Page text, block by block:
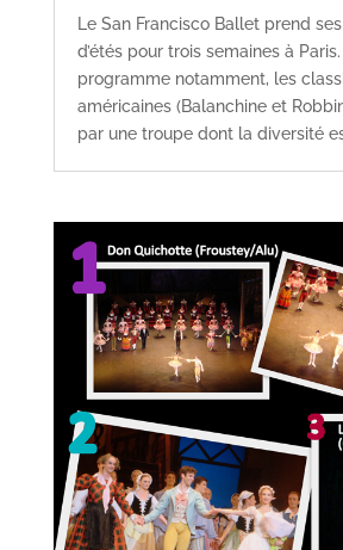
Le San Francisco Ballet prend
d’étés pour trois semaines à
programme notamment, les
américaines (Balanchine et
par une troupe dont la diversité